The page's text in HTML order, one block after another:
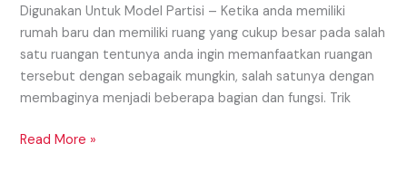
Digunakan Untuk Model Partisi – Ketika anda memiliki
rumah baru dan memiliki ruang yang cukup besar pada salah
satu ruangan tentunya anda ingin memanfaatkan ruangan
tersebut dengan sebagaik mungkin, salah satunya dengan
membaginya menjadi beberapa bagian dan fungsi. Trik
Read More »